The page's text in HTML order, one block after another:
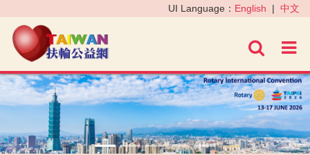
進階
UI Language： English | 中文
‹ ›